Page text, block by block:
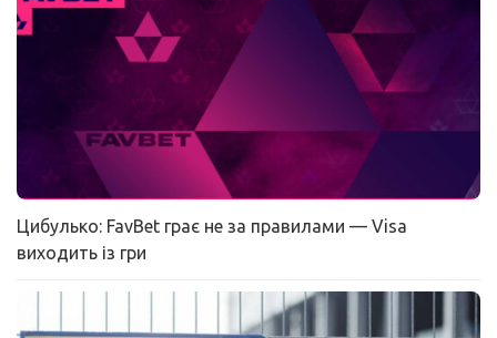
Цибулько: FavBet грає не за правилами — Visa
виходить із гри